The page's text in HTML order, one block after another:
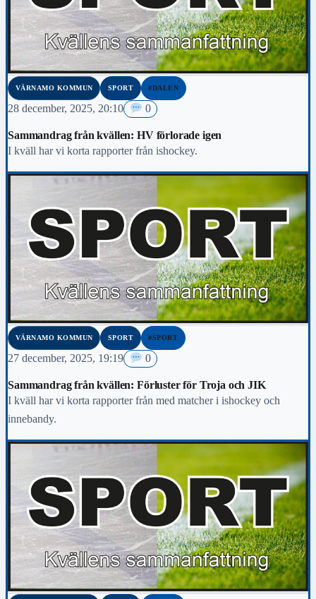
VÄRNAMO KOMMUN SPORT #DALEN
28 december, 2025, 20:10 0
Sammandrag från kvällen: HV förlorade igen
I kväll har vi korta rapporter från ishockey.
VÄRNAMO KOMMUN SPORT #SPORT
27 december, 2025, 19:19 0
Sammandrag från kvällen: Förluster för Troja och JIK
I kväll har vi korta rapporter från med matcher i ishockey och
innebandy.